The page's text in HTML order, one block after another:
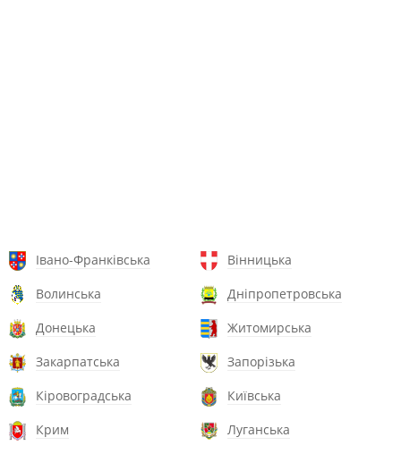
Івано-Франківська
Вінницька
Волинська
Дніпропетровська
Донецька
Житомирська
Закарпатська
Запорізька
Кіровоградська
Київська
Крим
Луганська